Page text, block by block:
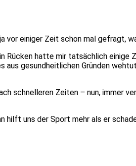
vor einiger Zeit schon mal gefragt,
Rücken hatte mir tatsächlich einige
aus gesundheitlichen Gründen
schnelleren Zeiten – nun, immer
hilft uns der Sport mehr als er